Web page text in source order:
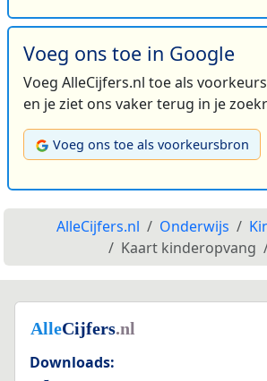
Voeg ons toe in Google
Voeg AlleCijfers.nl toe als
en je ziet ons vaker terug in je
Voeg ons toe als voorkeursbron
AlleCijfers.nl Onderwijs
Kaart kinderopvang
Downloads: